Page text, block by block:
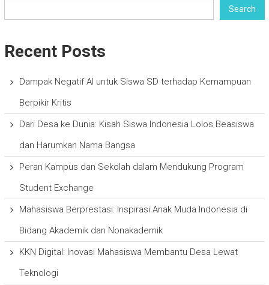
Search
Recent Posts
Dampak Negatif AI untuk Siswa SD terhadap Kemampuan
Berpikir Kritis
Dari Desa ke Dunia: Kisah Siswa Indonesia Lolos Beasiswa
dan Harumkan Nama Bangsa
Peran Kampus dan Sekolah dalam Mendukung Program
Student Exchange
Mahasiswa Berprestasi: Inspirasi Anak Muda Indonesia di
Bidang Akademik dan Nonakademik
KKN Digital: Inovasi Mahasiswa Membantu Desa Lewat
Teknologi